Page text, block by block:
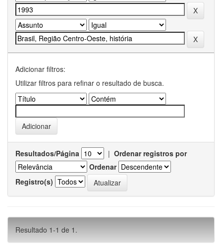
Adicionar filtros:
Utilizar filtros para refinar o resultado de busca.
Resultados/Página | Ordenar registros por
Ordenar
Registro(s)
Resultado 1-1 de 1.